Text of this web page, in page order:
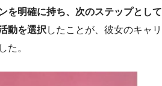
を明確に持ち、次のステップとして
動を選択したことが、彼女のキャリ
た。